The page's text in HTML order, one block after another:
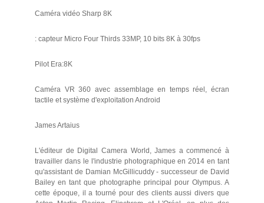
Caméra vidéo Sharp 8K
: capteur Micro Four Thirds 33MP, 10 bits 8K à 30fps
Pilot Era:8K
Caméra VR 360 avec assemblage en temps réel, écran
tactile et système d'exploitation Android
James Artaius
L'éditeur de Digital Camera World, James a commencé à
travailler dans le l'industrie photographique en 2014 en tant
qu'assistant de Damian McGillicuddy - successeur de David
Bailey en tant que photographe principal pour Olympus. A
cette époque, il a tourné pour des clients aussi divers que